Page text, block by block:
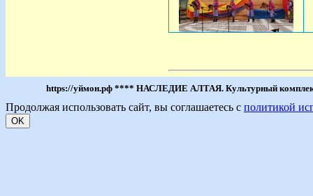
https://уймон.рф **** НАСЛЕДИЕ АЛТАЯ. Культурный комплекс
Продолжая использовать сайт, вы соглашаетесь с политикой
OK